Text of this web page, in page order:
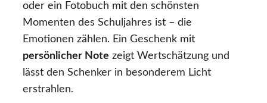
oder ein Fotobuch mit den schönsten
Momenten des Schuljahres ist – die
Emotionen zählen. Ein Geschenk mit
persönlicher Note zeigt Wertschätzung und
lässt den Schenker in besonderem Licht
erstrahlen.